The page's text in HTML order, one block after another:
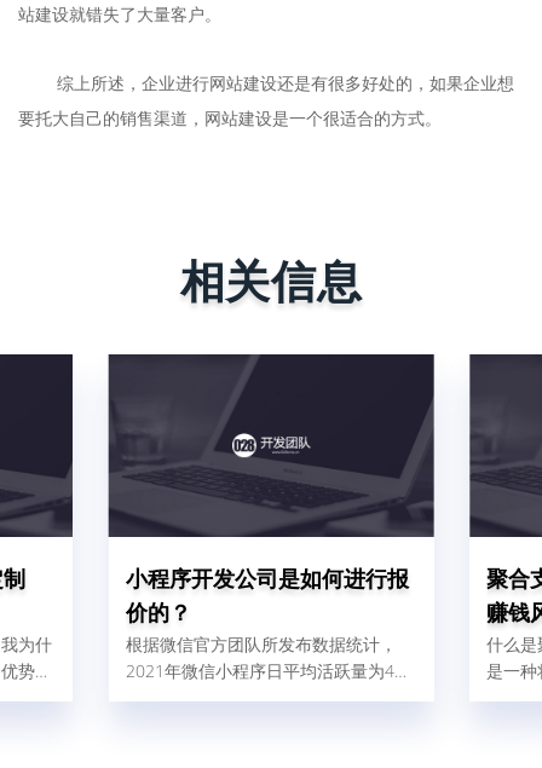
站建设就错失了大量客户。
综上所述，企业进行网站建设还是有很多好处的，如果企业想
要托大自己的销售渠道，网站建设是一个很适合的方式。
相关信息
为什
势：
一个
小程序开发公司是如何进行报
价的？
根据微信官方团队所发布数据统计，
2021年微信小程序日平均活跃量为4、
5亿人，这比2020年增加了32%，由此
聚合
赚钱
什么
是一
的支